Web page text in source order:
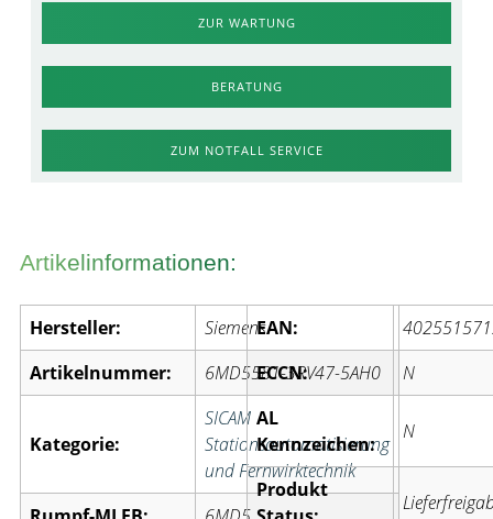
ZUR WARTUNG
BERATUNG
ZUM NOTFALL SERVICE
Artikelinformationen:
Hersteller:
Siemens
Artikelnummer:
6MD5581-3RV47-5AH0
Kategorie:
SICAM
Stationsautomatisierung
und Fernwirktechnik
EAN:
ECCN:
N
AL
Kennzeichen:
N
Produkt